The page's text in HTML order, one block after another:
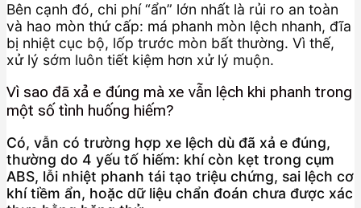
Bên cạnh đó, chi phí “ẩn” lớn nhất là rủi ro an toàn
và hao mòn thứ cấp: má phanh mòn lệch nhanh, đĩa
bị nhiệt cục bộ, lốp trước mòn bất thường. Vì thế,
xử lý sớm luôn tiết kiệm hơn xử lý muộn.
Vì sao đã xả e đúng mà xe vẫn lệch khi phanh trong
một số tình huống hiếm?
Có, vẫn có trường hợp xe lệch dù đã xả e đúng,
thường do 4 yếu tố hiếm: khí còn kẹt trong cụm
ABS, lỗi nhiệt phanh tái tạo triệu chứng, sai lệch cơ
khí tiềm ẩn, hoặc dữ liệu chẩn đoán chưa được xác